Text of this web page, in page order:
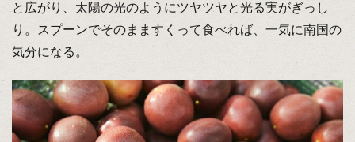
と広がり、太陽の光のようにツヤツヤと光る実がぎっし
り。スプーンでそのまますくって食べれば、一気に南国の
気分になる。